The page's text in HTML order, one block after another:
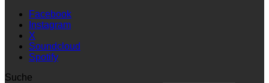
Facebook
Instagram
X
Soundcloud
Spotify
Suche